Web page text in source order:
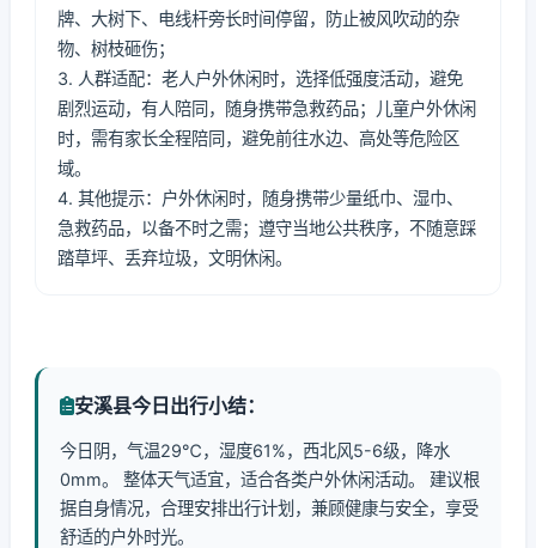
牌、大树下、电线杆旁长时间停留，防止被风吹动的杂
物、树枝砸伤；
3. 人群适配：老人户外休闲时，选择低强度活动，避免
剧烈运动，有人陪同，随身携带急救药品；儿童户外休闲
时，需有家长全程陪同，避免前往水边、高处等危险区
域。
4. 其他提示：户外休闲时，随身携带少量纸巾、湿巾、
急救药品，以备不时之需；遵守当地公共秩序，不随意踩
踏草坪、丢弃垃圾，文明休闲。
安溪县今日出行小结：
今日阴，气温29℃，湿度61%，西北风5-6级，降水
0mm。 整体天气适宜，适合各类户外休闲活动。 建议根
据自身情况，合理安排出行计划，兼顾健康与安全，享受
舒适的户外时光。